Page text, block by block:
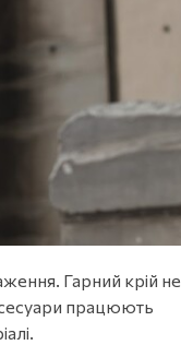
Гарний крій не
працюють